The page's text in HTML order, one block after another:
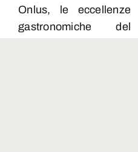
Onlus, le eccellenze
gastronomiche del